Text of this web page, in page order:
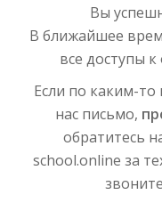
Вы
В ближайшее
все доступы
Если по каким-
нас письмо,
обратитесь
school.online за